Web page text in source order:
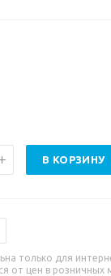
В КОРЗИНУ
только для
от цен в розничных